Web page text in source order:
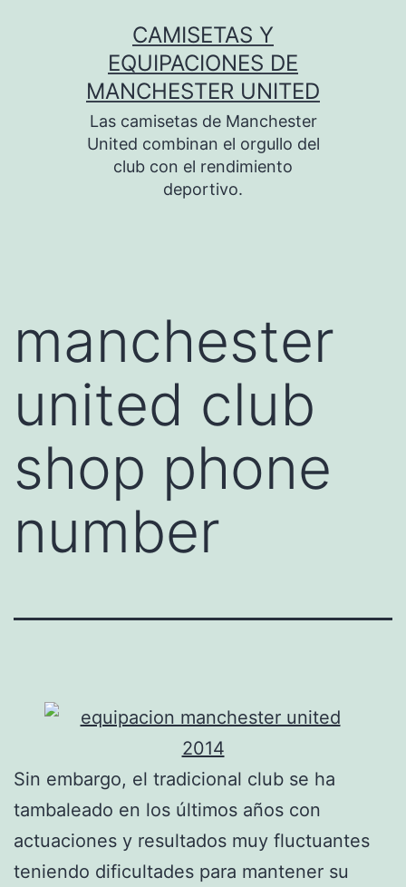
CAMISETAS Y
EQUIPACIONES DE
MANCHESTER UNITED
Las camisetas de Manchester
United combinan el orgullo del
club con el rendimiento
deportivo.
manchester
united club
shop phone
number
Sin embargo, el tradicional club se ha
tambaleado en los últimos años con
actuaciones y resultados muy fluctuantes
teniendo dificultades para mantener su